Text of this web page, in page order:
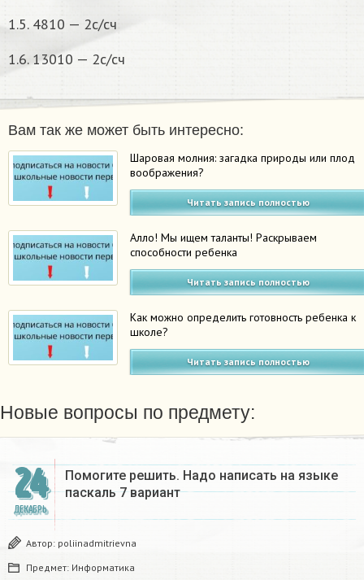
1.5. 4810 — 2c/сч
1.6. 13010 — 2c/сч
Вам так же может быть интересно:
Шаровая молния: загадка природы или плод
воображения?
Читать запись полностью
Алло! Мы ищем таланты! Раскрываем
способности ребенка
Читать запись полностью
Как можно определить готовность ребенка к
школе?
Читать запись полностью
Новые вопросы по предмету:
24
ДЕКАБРЬ
Помогите решить. Надо написать на языке
паскаль 7 вариант
Автор: poliinadmitrievna
Предмет: Информатика